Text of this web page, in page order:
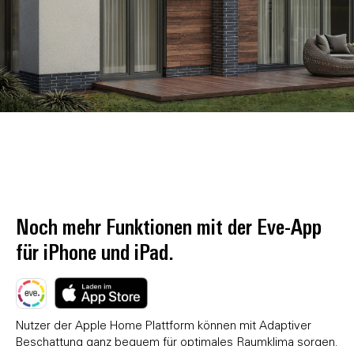
Noch mehr Funktionen mit der Eve-App
für iPhone und iPad.
Nutzer der Apple Home Plattform können mit Adaptiver
Beschattung ganz bequem für optimales Raumklima sorgen.